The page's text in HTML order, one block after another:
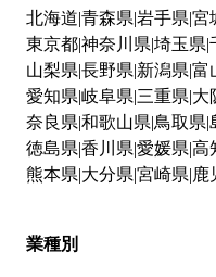
北海道 青森県 岩手県 宮
東京都神奈川県 埼玉県
山梨県 長野県 新潟県 富
愛知県 岐阜県 三重県 大
奈良県 和歌山県 鳥取県
徳島県 香川県 愛媛県 高
熊本県 大分県 宮崎県 鹿
業種別